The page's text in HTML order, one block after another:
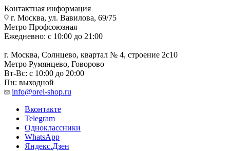
Контактная информация
г. Москва, ул. Вавилова, 69/75
Метро Профсоюзная
Ежедневно: с 10:00 до 21:00
г. Москва, Солнцево, квартал № 4, строение 2с10
Метро Румянцево, Говорово
Вт-Вс: с 10:00 до 20:00
Пн: выходной
info@orel-shop.ru
Вконтакте
Telegram
Одноклассники
WhatsApp
Яндекс.Дзен